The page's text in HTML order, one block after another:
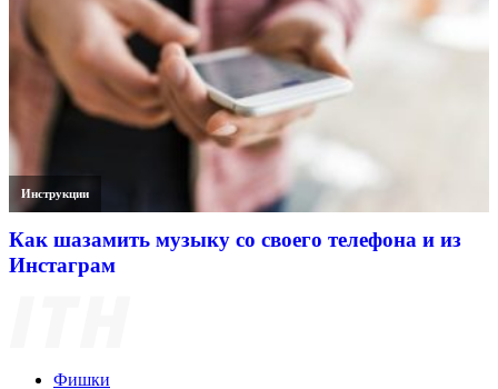
Инструкции
Как шазамить музыку со своего телефона и из
Инстаграм
Фишки